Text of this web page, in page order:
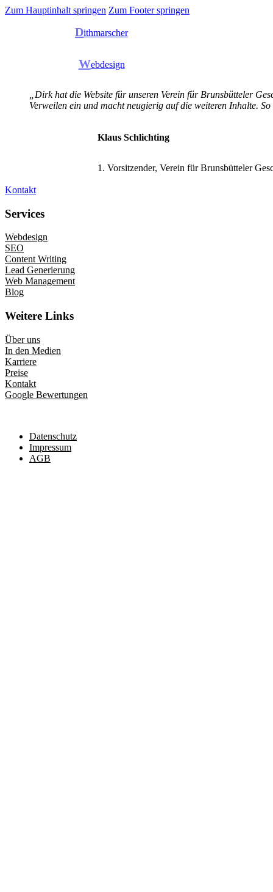
Zum Hauptinhalt springen Zum Footer springen
Dithmarscher
Webdesign
„Dirk hat die Website für unseren Verein für Brunsbütteler
Verweilen ein und macht neugierig auf die weiteren Inhalte.
Klaus Schlichting
1. Vorsitzender, Verein für Brunsbütteler
Kontakt
Services
Webdesign
SEO
Content Writing
Lead Generierung
Web Management
Blog
Weitere Links
Über uns
In den Medien
Karriere
Preise
Kontakt
Google Bewertungen
Datenschutz
Impressum
AGB